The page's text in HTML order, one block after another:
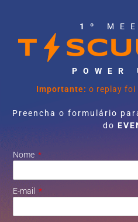
1º
POWER
Importante: o replay foi
Preencha o formulário
do
Nome
E-mail